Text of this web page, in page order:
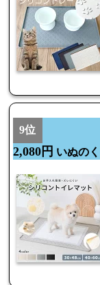
9位
2,080円 いぬの